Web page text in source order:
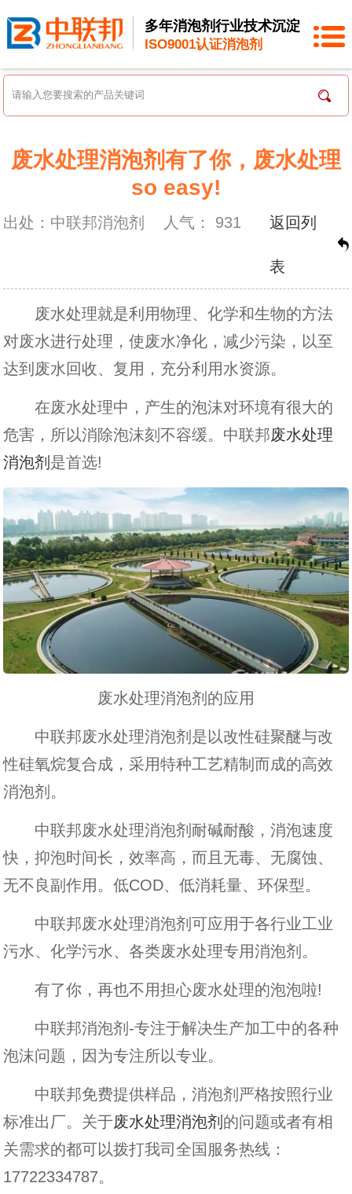
多年消泡剂行业技术沉淀
ISO9001认证消泡剂
废水处理消泡剂有了你，废水处理
so easy!
出处：中联邦消泡剂 人气： 931 返回列
表
废水处理就是利用物理、化学和生物的方法
对废水进行处理，使废水净化，减少污染，以至
达到废水回收、复用，充分利用水资源。
在废水处理中，产生的泡沫对环境有很大的
危害，所以消除泡沫刻不容缓。中联邦废水处理
消泡剂 是首选!
废水处理消泡剂的应用
中联邦废水处理消泡剂是以改性硅聚醚与改
性硅氧烷复合成，采用特种工艺精制而成的高效
消泡剂。
中联邦废水处理消泡剂耐碱耐酸，消泡速度
快，抑泡时间长，效率高，而且无毒、无腐蚀、
无不良副作用。低COD、低消耗量、环保型。
中联邦废水处理消泡剂可应用于各行业工业
污水、化学污水、各类废水处理专用消泡剂。
有了你，再也不用担心废水处理的泡泡啦!
中联邦消泡剂-专注于解决生产加工中的各种
泡沫问题，因为专注所以专业。
中联邦免费提供样品，消泡剂严格按照行业
标准出厂。关于废水处理消泡剂 的问题或者有相
关需求的都可以拨打我司全国服务热线：
17722334787。